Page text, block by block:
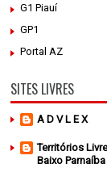
G1 Piauí
GP1
Portal AZ
SITES LIVRES
A D V L E X
Territórios
Baixo Parnaíba